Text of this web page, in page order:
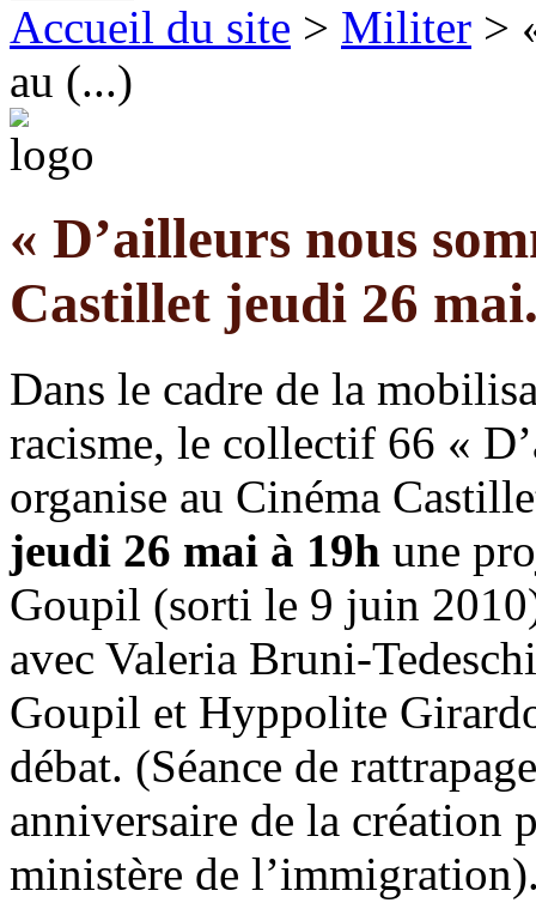
Accueil du site > Militer >
au (...)
« D’ailleurs nous
Castillet jeudi 26
Dans le cadre de la
racisme, le collectif 66 «
organise au Cinéma
jeudi 26 mai à 19h une
Goupil (sorti le 9 juin
avec Valeria Bruni-
Goupil et Hyppolite
débat. (Séance de
anniversaire de la création
ministère de